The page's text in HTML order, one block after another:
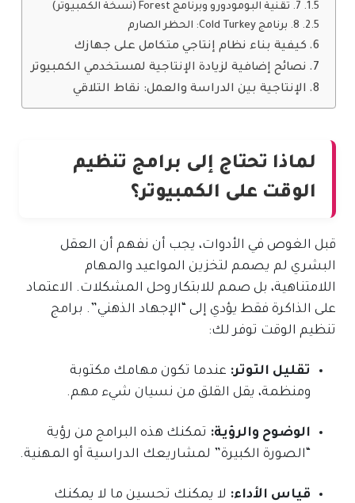
7. تقنية البومودورو وبرنامج Forest (نسخة الكمبيوتر)
8. برنامج Cold Turkey: الحظر الصارم
كيفية بناء نظام إنتاجي متكامل على جهازك
نصائح إضافية لزيادة الإنتاجية لمستخدمي الكمبيوتر
الإنتاجية بين الدراسة والعمل: نقاط التلاقي
لماذا تحتاج إلى برامج تنظيم
الوقت على الكمبيوتر؟
قبل الغوص في الأدوات، يجب أن نفهم أن العقل
البشري لم يصمم لتخزين المواعيد والمهام
اللامتناهية، بل صمم للابتكار وحل المشكلات. الاعتماد
على الذاكرة فقط يؤدي إلى “الإجهاد الذهني”. برامج
تنظيم الوقت توفر لك:
تقليل التوتر: عندما تكون مهامك مكتوبة
ومنظمة، يقل القلق من نسيان شيء مهم.
الوضوح والرؤية: تمكنك هذه البرامج من رؤية
“الصورة الكبيرة” لمشاريعك الدراسية أو المهنية.
قياس الأداء: لا يمكنك تحسين ما لا يمكنك